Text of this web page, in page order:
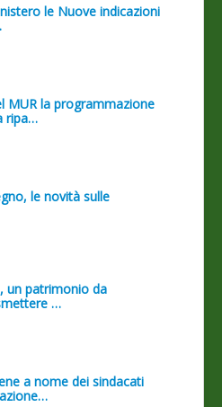
le Nuove indicazioni
MUR la programmazione
ripa…
le novità sulle
un patrimonio da
…
a nome dei sindacati